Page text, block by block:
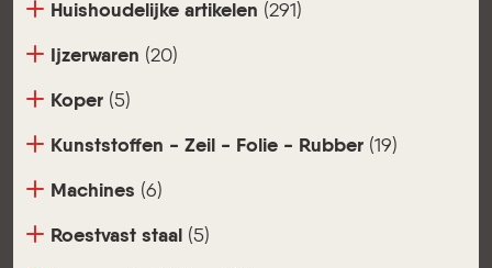
Huishoudelijke artikelen (291)
Ijzerwaren (20)
Koper (5)
Kunststoffen - Zeil - Folie - Rubber (19)
Machines (6)
Roestvast staal (5)